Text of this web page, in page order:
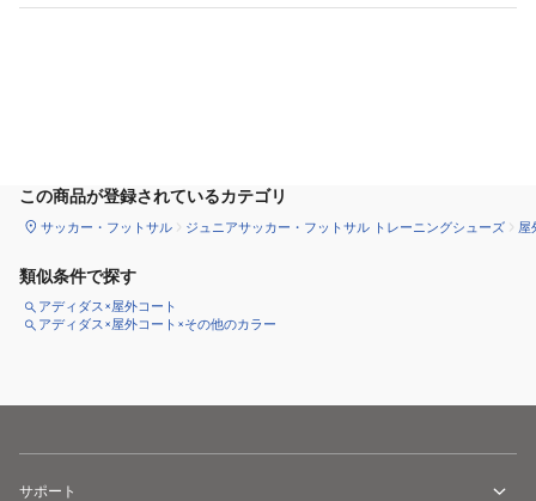
この商品が登録されているカテゴリ
サッカー・フットサル ジュニアサッカー・フットサル トレーニングシューズ 屋
類似条件で探す
アディダス×屋外コート
アディダス×屋外コート×その他のカラー
サポート